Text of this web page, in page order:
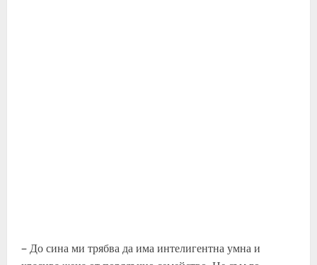
– До сина ми трябва да има интелигентна умна и